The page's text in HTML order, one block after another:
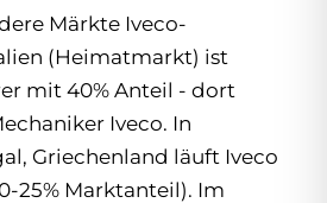
Märkte Iveco-
(Heimatmarkt) ist
mit 40% Anteil - dort
Iveco. In
Griechenland läuft Iveco
25% Marktanteil). Im